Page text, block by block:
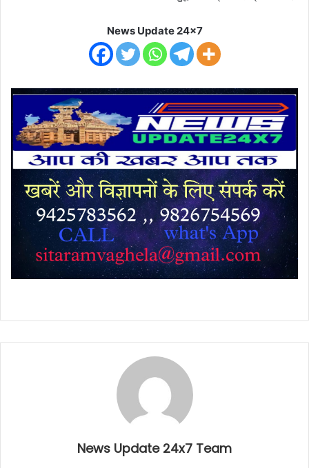
News Update 24x7
News Update 24x7 Team